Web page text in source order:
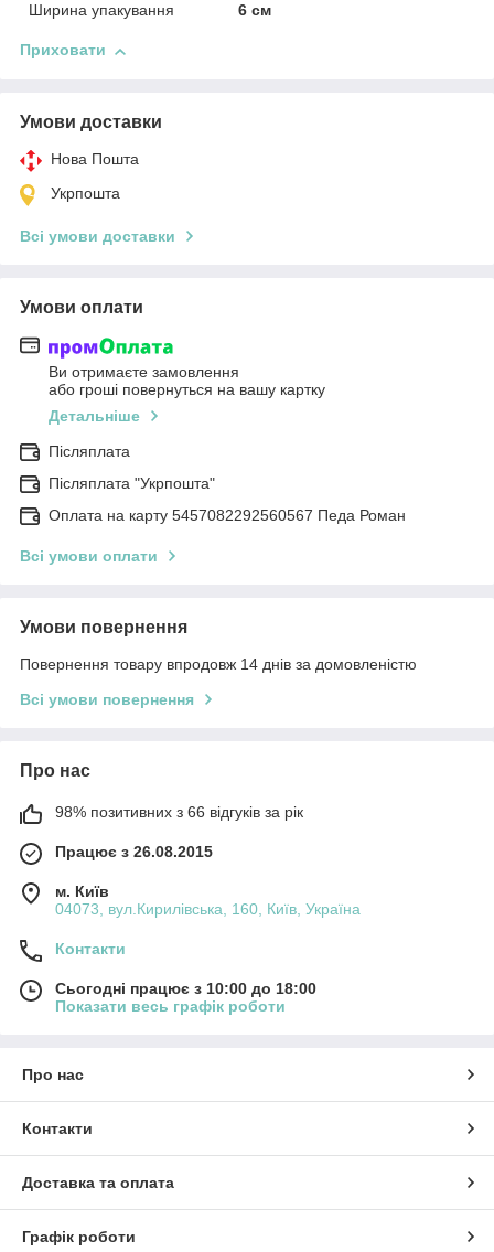
Ширина упакування
6 см
Приховати
Умови доставки
Нова Пошта
Укрпошта
Всі умови доставки
Умови оплати
Ви отримаєте замовлення
або гроші повернуться на вашу картку
Детальніше
Післяплата
Післяплата "Укрпошта"
Оплата на карту 5457082292560567 Педа Роман
Всі умови оплати
Умови повернення
Повернення товару впродовж 14 днів за домовленістю
Всі умови повернення
Про нас
98% позитивних з 66 відгуків за рік
Працює з 26.08.2015
м. Київ
04073, вул.Кирилівська, 160, Київ, Україна
Контакти
Сьогодні працює з 10:00 до 18:00
Показати весь графік роботи
Про нас
Контакти
Доставка та оплата
Графік роботи